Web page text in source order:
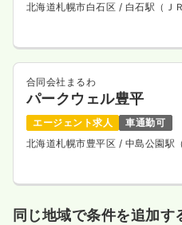
北海道札幌市白石区 / 白石駅（Ｊ
合同会社まるわ
パークウェル豊平
エージェント求人
車通勤可
北海道札幌市豊平区 / 中島公園駅
同じ地域で条件を追加す